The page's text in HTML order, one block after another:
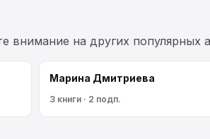
внимание на других популярных
Марина Дмитриева
3 книги · 2 подп.